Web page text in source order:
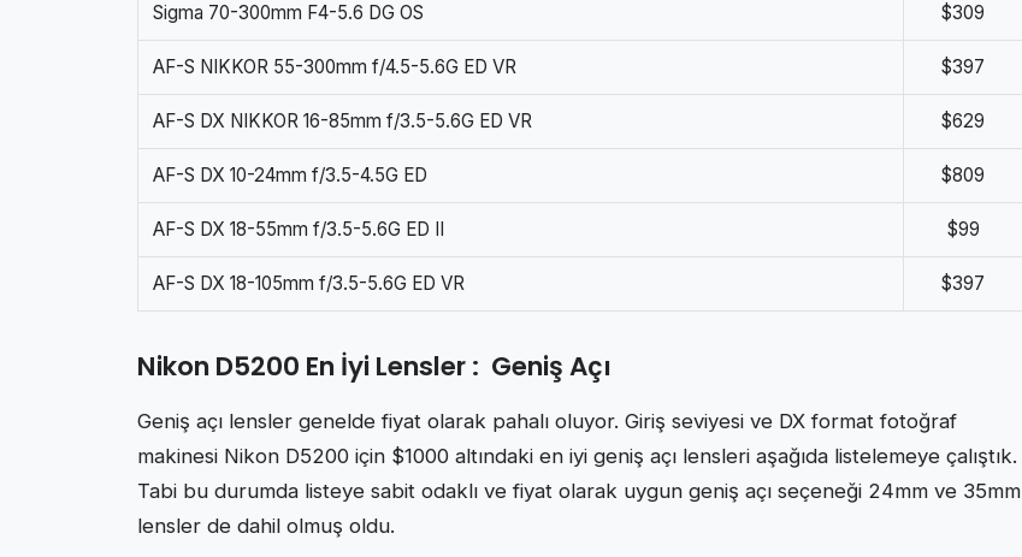
Sigma 70-300mm F4-5.6 DG OS $309
AF-S NIKKOR 55-300mm f/4.5-5.6G ED VR $397
AF-S DX NIKKOR 16-85mm f/3.5-5.6G ED VR $629
AF-S DX 10-24mm f/3.5-4.5G ED $809
AF-S DX 18-55mm f/3.5-5.6G ED II $99
AF-S DX 18-105mm f/3.5-5.6G ED VR $397
Nikon D5200 En İyi Lensler : Geniş Açı
Geniş açı lensler genelde fiyat olarak pahalı oluyor. Giriş seviyesi ve DX format fotoğraf
makinesi Nikon D5200 için $1000 altındaki en iyi geniş açı lensleri aşağıda listelemeye çalıştık.
Tabi bu durumda listeye sabit odaklı ve fiyat olarak uygun geniş açı seçeneği 24mm ve 35mm
lensler de dahil olmuş oldu.